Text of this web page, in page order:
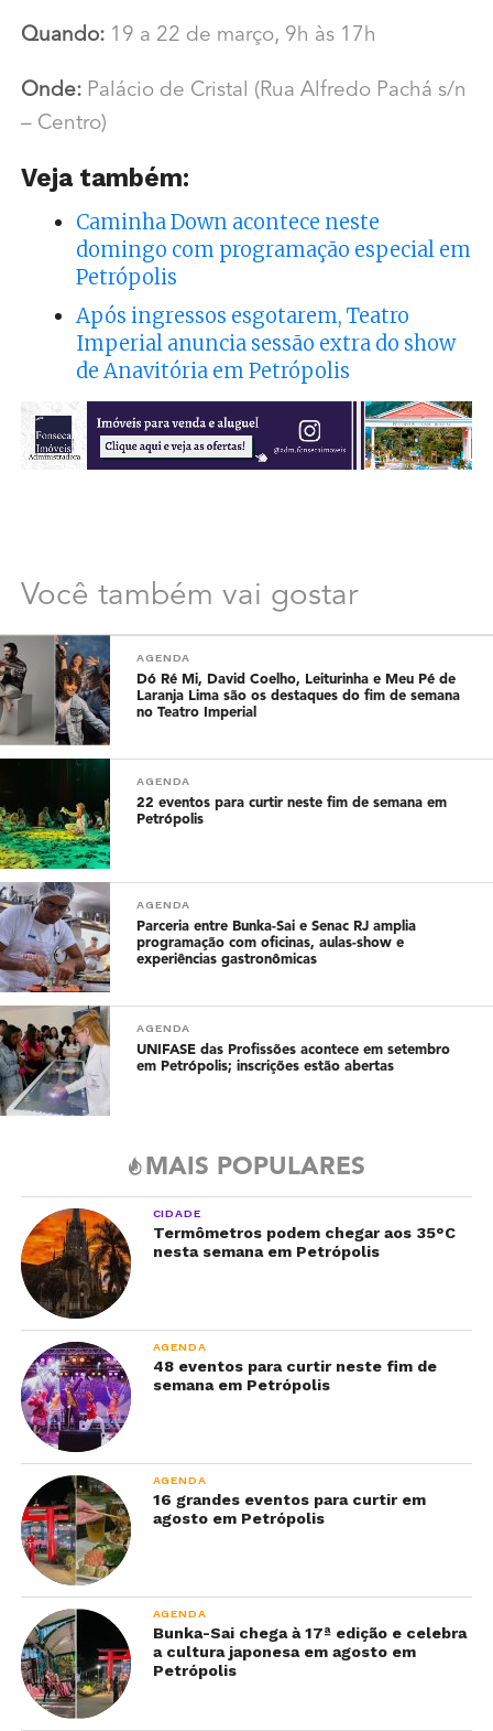
Quando:19 a 22 de março, 9h às 17h
Onde:Palácio de Cristal (Rua Alfredo Pachá s/n
– Centro)
Veja também:
Caminha Down acontece neste
domingo com programação especial em
Petrópolis
Após ingressos esgotarem, Teatro
Imperial anuncia sessão extra do show
de Anavitória em Petrópolis
Você também vai gostar
AGENDA
Dó Ré Mi, David Coelho, Leiturinha e Meu Pé de
Laranja Lima são os destaques do fim de semana
no Teatro Imperial
AGENDA
22 eventos para curtir neste fim de semana em
Petrópolis
AGENDA
Parceria entre Bunka-Sai e Senac RJ amplia
programação com oficinas, aulas-show e
experiências gastronômicas
AGENDA
UNIFASE das Profissões acontece em setembro
em Petrópolis; inscrições estão abertas
MAIS POPULARES
CIDADE
Termômetros podem chegar aos 35°C
nesta semana em Petrópolis
AGENDA
48 eventos para curtir neste fim de
semana em Petrópolis
AGENDA
16 grandes eventos para curtir em
agosto em Petrópolis
AGENDA
Bunka-Sai chega à 17ª edição e celebra
a cultura japonesa em agosto em
Petrópolis